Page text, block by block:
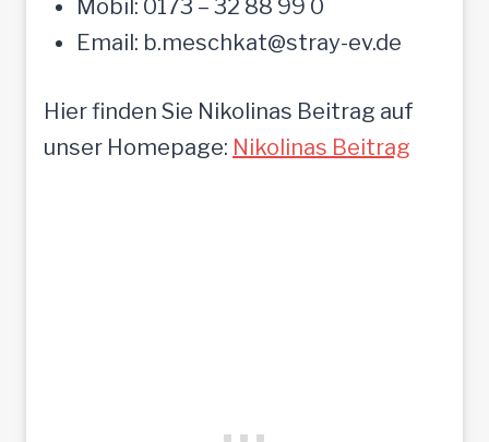
Mobil: 0173 – 32 88 99 0
Email: b.meschkat@stray-ev.de
Hier finden Sie Nikolinas Beitrag auf
unser Homepage: Nikolinas Beitrag